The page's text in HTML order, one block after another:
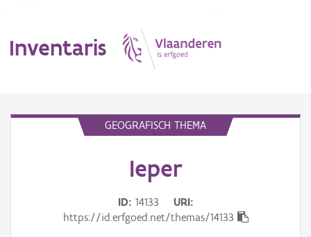
Inventaris
GEOGRAFISCH THEMA
Ieper
ID 14133
URI
https://id.erfgoed.net/themas/14133